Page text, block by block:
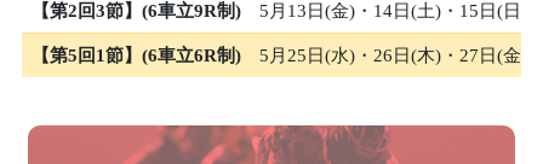
【第2回3節】(6車立9R制) 5月13日(金)・14日(土)・15日(日)
【第5回1節】(6車立6R制) 5月25日(水)・26日(木)・27日(金)